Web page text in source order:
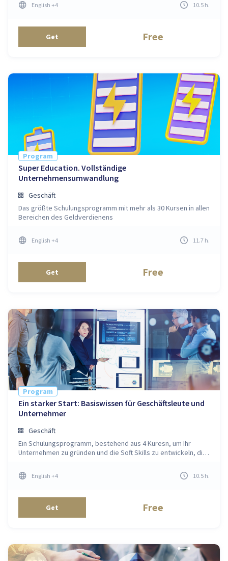
English +4 10.5 h.
Get Free
Program
Super Education. Vollständige
Unternehmensumwandlung
Geschäft
Das größte Schulungsprogramm mit mehr als 30 Kursen in allen
Bereichen des Geldverdienens
English +4 11.7 h.
Get Free
Program
Ein starker Start: Basiswissen für Geschäftsleute und
Unternehmer
Geschäft
Ein Schulungsprogramm, bestehend aus 4 Kuresn, um Ihr
Unternehmen zu gründen und die Soft Skills zu entwickeln, die
English +4 10.5 h.
Get Free